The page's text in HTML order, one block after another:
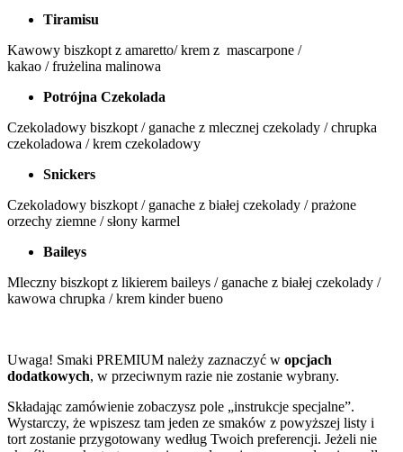
Tiramisu
Kawowy biszkopt z amaretto/ krem z mascarpone /
kakao / frużelina malinowa
Potrójna Czekolada
Czekoladowy biszkopt / ganache z mlecznej czekolady / chrupka
czekoladowa / krem czekoladowy
Snickers
Czekoladowy biszkopt / ganache z białej czekolady / prażone
orzechy ziemne / słony karmel
Baileys
Mleczny biszkopt z likierem baileys / ganache z białej czekolady /
kawowa chrupka / krem kinder bueno
Uwaga! Smaki PREMIUM należy zaznaczyć w opcjach
dodatkowych, w przeciwnym razie nie zostanie wybrany.
Składając zamówienie zobaczysz pole „instrukcje specjalne”.
Wystarczy, że wpiszesz tam jeden ze smaków z powyższej listy i
tort zostanie przygotowany według Twoich preferencji. Jeżeli nie